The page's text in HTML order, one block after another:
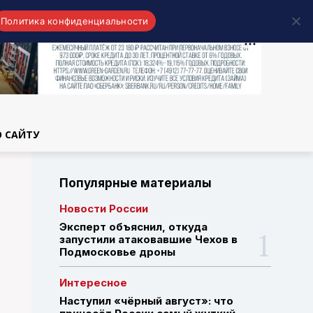
САЙТУ
Популярные материалы
Новости России
Эксперт объяснил, откуда
запустили атаковавшие Чехов в
Подмосковье дроны
Интересное
Наступил «чёрный август»: что
Политика конфиденциальности